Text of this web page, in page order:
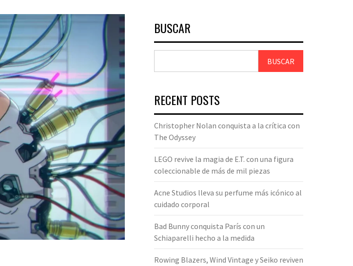
BUSCAR
BUSCAR
RECENT POSTS
Christopher Nolan conquista a la crítica con
The Odyssey
LEGO revive la magia de E.T. con una figura
coleccionable de más de mil piezas
Acne Studios lleva su perfume más icónico al
cuidado corporal
Bad Bunny conquista París con un
Schiaparelli hecho a la medida
Rowing Blazers, Wind Vintage y Seiko reviven